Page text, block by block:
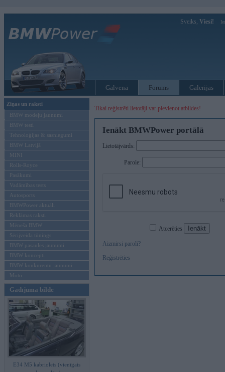
Sveiks, Viesi!
Galvenā Forums Galerijas
Ziņas un raksti
BMW modeļu jaunumi
BMW testi
Tehnoloģijas & sasniegumi
BMW Latvijā
MINI
Rolls-Royce
Pasākumi
Vadāmības tests
Autosports
BMWPower aktuāli
Reklāmas raksti
Mēneša BMW
Sērijveida tūnings
BMW pasaules jaunumi
BMW koncepti
BMW konkurentu jaunumi
Moto
Gadījuma bilde
E34 M5 kabriolets (vienīgais
Tikai reģistrēti lietotāji var pievienot atbildes!
Ienākt BMWPower portālā
Lietotājvārds:
Parole:
Atcerēties
Aizmirsi paroli?
Reģistrēties